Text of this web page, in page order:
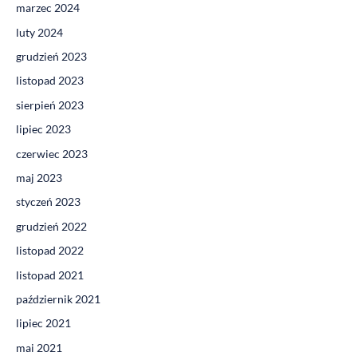
marzec 2024
luty 2024
grudzień 2023
listopad 2023
sierpień 2023
lipiec 2023
czerwiec 2023
maj 2023
styczeń 2023
grudzień 2022
listopad 2022
listopad 2021
październik 2021
lipiec 2021
maj 2021